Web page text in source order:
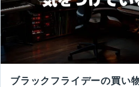
ブラックフライデーの買い